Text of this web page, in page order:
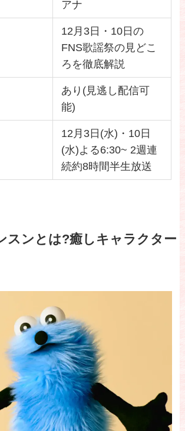
アナ
12月3日・10日の
FNS歌謡祭の見どこ
ろを徹底解説
あり(見逃し配信可
能)
12月3日(水)・10日
(水)よる6:30~ 2週連
続約8時間半生放送
スンとは?癒しキャラクター